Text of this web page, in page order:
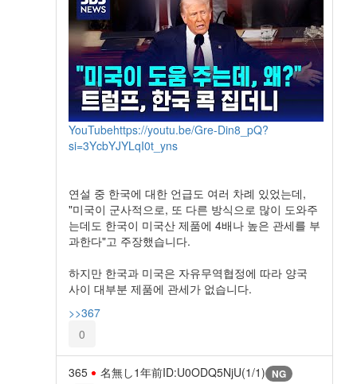
YouTubehttps://youtu.be/Gre-Din8_pQ?
si=3YcbYJYLqI0t_yns
연설 중 한국에 대한 언급도 여러 차례 있었는데,
"미국이 군사적으로, 또 다른 방식으로 많이 도와주
는데도 한국이 미국산 제품에 4배나 높은 관세를 부
과한다"고 주장했습니다.
하지만 한국과 미국은 자유무역협정에 따라 양국
사이 대부분 제품에 관세가 없습니다.
>>367
0
365 名無し1年前ID:U0ODQ5NjU(1/1) NG